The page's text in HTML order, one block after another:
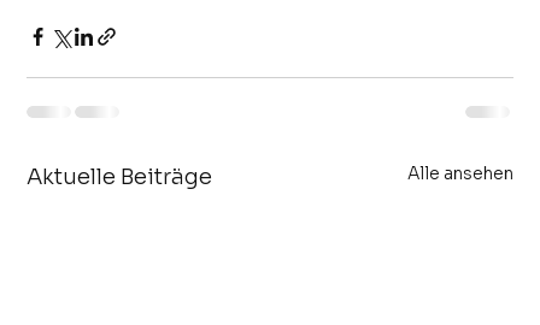
Aktuelle Beiträge Alle ansehen